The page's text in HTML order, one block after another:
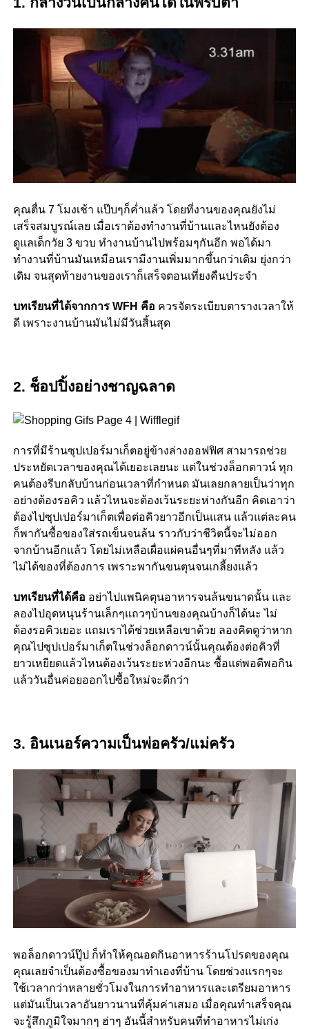
คุณตื่น 7 โมงเช้า แป๊บๆก็ค่ำแล้ว โดยที่งานของคุณยังไม่
เสร็จสมบูรณ์เลย เมื่อเราต้องทำงานที่บ้านและไหนยังต้อง
ดูแลเด็กวัย 3 ขวบ ทำงานบ้านไปพร้อมๆกันอีก พอได้มา
ทำงานที่บ้านมันเหมือนเรามีงานเพิ่มมากขึ้นกว่าเดิม ยุ่งกว่า
เดิม จนสุดท้ายงานของเราก็เสร็จตอนเที่ยงคืนประจำ
บทเรียนที่ได้จากการ WFH คือ ควรจัดระเบียบตารางเวลาให้
ดี เพราะงานบ้านมันไม่มีวันสิ้นสุด
2. ช็อปปิ้งอย่างชาญฉลาด
การที่มีร้านซุปเปอร์มาเก็ตอยู่ข้างล่างออฟฟิศ สามารถช่วย
ประหยัดเวลาของคุณได้เยอะเลยนะ แต่ในช่วงล็อกดาวน์ ทุก
คนต้องรีบกลับบ้านก่อนเวลาที่กำหนด มันเลยกลายเป็นว่าทุก
อย่างต้องรอคิว แล้วไหนจะต้องเว้นระยะห่างกันอีก คิดเอาว่า
ต้องไปซุปเปอร์มาเก็ตเพื่อต่อคิวยาวอีกเป็นแสน แล้วแต่ละคน
ก็พากันซื้อของใส่รถเข็นจนล้น ราวกับว่าชีวิตนี้จะไม่ออก
จากบ้านอีกแล้ว โดยไม่เหลือเผื่อแผ่คนอื่นๆที่มาทีหลัง แล้ว
ไม่ได้ของที่ต้องการ เพราะพากันขนตุนจนเกลี้ยงแล้ว
บทเรียนที่ได้คือ อย่าไปแพนิคตุนอาหารจนล้นขนาดนั้น และ
ลองไปอุดหนุนร้านเล็กๆแถวๆบ้านของคุณบ้างก็ได้นะ ไม่
ต้องรอคิวเยอะ แถมเราได้ช่วยเหลือเขาด้วย ลองคิดดูว่าหาก
คุณไปซุปเปอร์มาเก็ตในช่วงล็อกดาวน์นั้นคุณต้องต่อคิวที่
ยาวเหยียดแล้วไหนต้องเว้นระยะห่วงอีกนะ ซื้อแต่พอดีพอกิน
แล้ววันอื่นค่อยออกไปซื้อใหม่จะดีกว่า
3. อินเนอร์ความเป็นพ่อครัว/แม่ครัว
พอล็อกดาวน์ปุ๊ป ก็ทำให้คุณอดกินอาหารร้านโปรดของคุณ
คุณเลยจำเป็นต้องซื้อของมาทำเองที่บ้าน โดยช่วงแรกๆจะ
ใช้เวลากว่าหลายชั่วโมงในการทำอาหารและเตรียมอาหาร
แต่มันเป็นเวลาอันยาวนานที่คุ้มค่าเสมอ เมื่อคุณทำเสร็จคุณ
จะรู้สึกภูมิใจมากๆ ฮ่าๆ อันนี้สำหรับคนที่ทำอาหารไม่เก่ง